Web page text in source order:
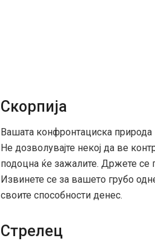
Скорпија
Вашата конфронтациска
Не дозволувајте некој да ве
подоцна ќе зажалите. Држете се
Извинете се за вашето грубо
своите способности денес.
Стрелец